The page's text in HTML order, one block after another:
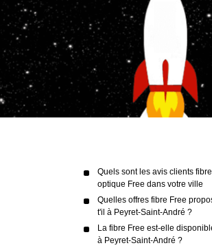
Quels sont les avis clients fibre
optique Free dans votre ville
Quelles offres fibre Free
t'il à Peyret-Saint-André ?
La fibre Free est-elle
à Peyret-Saint-André ?